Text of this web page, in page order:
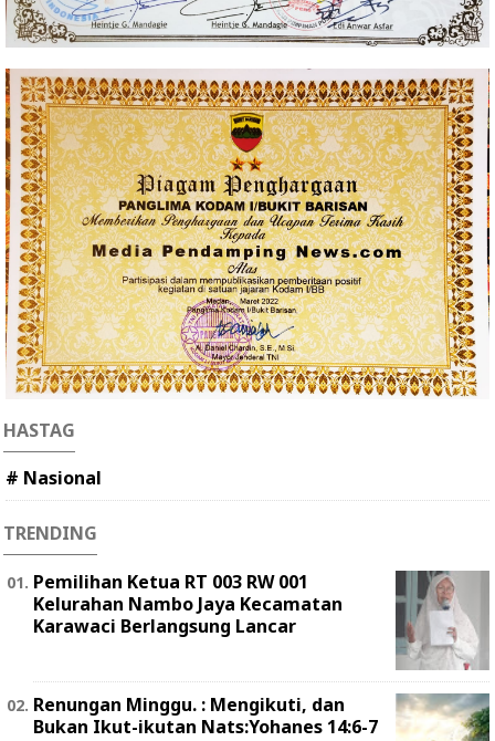
HASTAG
# Nasional
TRENDING
Pemilihan Ketua RT 003 RW 001
Kelurahan Nambo Jaya Kecamatan
Karawaci Berlangsung Lancar
Renungan Minggu. : Mengikuti, dan
Bukan Ikut-ikutan Nats:Yohanes 14:6-7